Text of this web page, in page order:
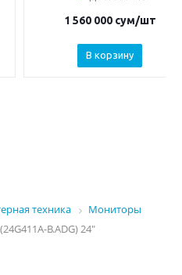
1 560 000сум/шт
В корзину
техника
Мониторы
B.ADG) 24"